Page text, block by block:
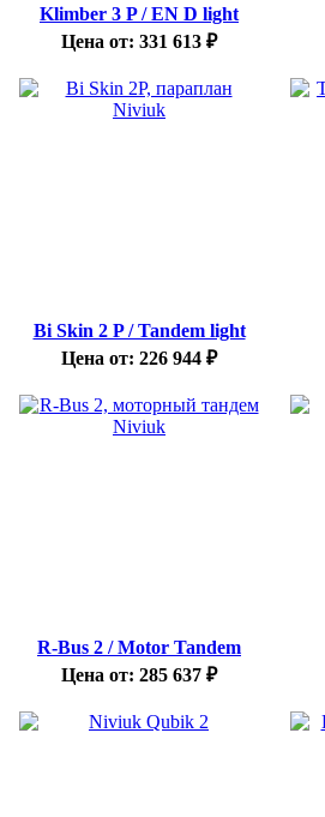
Klimber 3 P / EN D light
Цена от: 331 613 ₽
Bi Skin 2 P / Tandem light
Цена от: 226 944 ₽
R-Bus 2 / Motor Tandem
Цена от: 285 637 ₽